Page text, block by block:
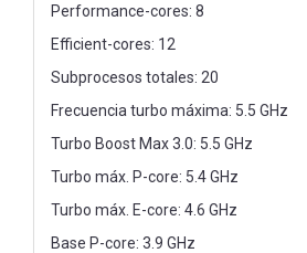
Performance-cores: 8
Efficient-cores: 12
Subprocesos totales: 20
Frecuencia turbo máxima: 5.5 GHz
Turbo Boost Max 3.0: 5.5 GHz
Turbo máx. P-core: 5.4 GHz
Turbo máx. E-core: 4.6 GHz
Base P-core: 3.9 GHz